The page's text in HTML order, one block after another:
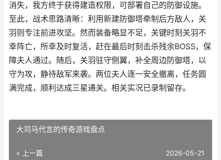
消失，我方终于获得建造权限，可部署自己的防御设施。
至此，战术思路清晰：利用新建防御塔牵制后方敌人，关
羽则专注前进攻坚。然而装备略显不足，关键时刻关羽不
幸阵亡，所幸及时复活，赶在最后时刻击杀残余BOSS，保
障夫人通过。随后，关羽驻守侧翼，补全周边防御塔，以
守为攻，静待敌军来袭。两位夫人逐一安全撤离，任务圆
满完成，顺利达成三星通关。相关实况已录制留存。
大司马代言的传奇游戏盘点
« 上一篇 2026-05-21